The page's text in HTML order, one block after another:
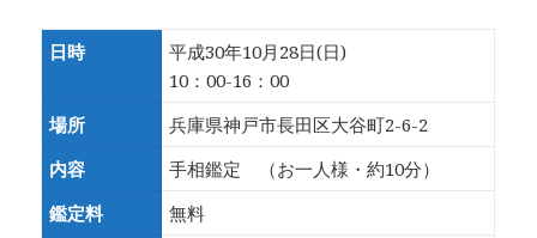
日時
平成30年10月28日(日)
10：00-16：00
場所
兵庫県神戸市長田区大谷町2-6-2
内容
手相鑑定 （お一人様・約10分）
鑑定料
無料